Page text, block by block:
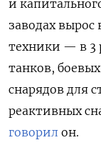
и
заводах вырос
техники — в 3
танков,
снарядов для
реактивных
говорил он.